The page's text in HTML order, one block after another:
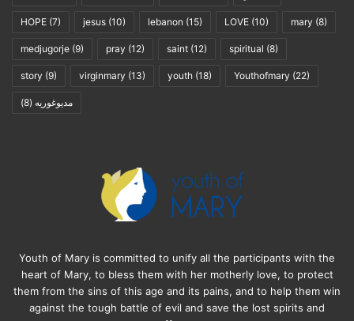
HOPE (7) jesus (10) lebanon (15) LOVE (10) mary (8)
medjugorje (9) pray (12) saint (12) spiritual (8)
story (9) virginmary (13) youth (18) Youthofmary (22)
مديوغوريه (8)
Youth of Mary is committed to unify all the participants with the
heart of Mary, to bless them with her motherly love, to protect
them from the sins of this age and its pains, and to help them win
against the tough battle of evil and save the lost spirits and